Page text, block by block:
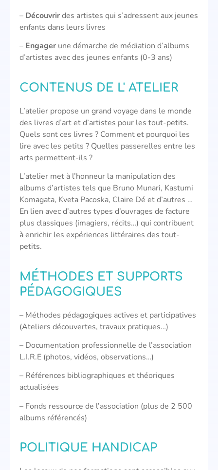
– Découvrirdes artistes qui s’adressent aux jeunes
enfants dans leurs livres
– Engager une démarche de médiation d’albums
d’artistes avec des jeunes enfants (0-3 ans)
CONTENUS DE L' ATELIER
L’atelier propose un grand voyage dans le monde
des livres d’art et d’artistes pour les tout-petits.
Quels sont ces livres ? Comment et pourquoi les
lire avec les petits ? Quelles passerelles entre les
arts permettent-ils ?
L’atelier met à l’honneur la manipulation des
albums d’artistes tels que Bruno Munari, Kastumi
Komagata, Kveta Pacoska, Claire Dé et d’autres …
En lien avec d’autres types d’ouvrages de facture
plus classiques (imagiers, récits…) qui contribuent
à enrichir les expériences littéraires des tout-
petits.
MÉTHODES ET SUPPORTS
PÉDAGOGIQUES
– Méthodes pédagogiques actives et participatives
(Ateliers découvertes, travaux pratiques…)
– Documentation professionnelle de l’association
L.I.R.E (photos, vidéos, observations…)
– Références bibliographiques et théoriques
actualisées
– Fonds ressource de l’association (plus de 2 500
albums référencés)
POLITIQUE HANDICAP